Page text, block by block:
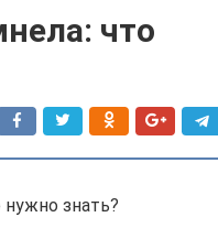
что
нужно знать?